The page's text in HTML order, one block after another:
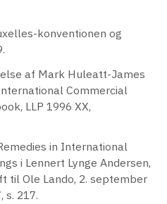
konventionen og
af Mark Huleatt-James
Commercial
LLP 1996 XX,
in International
i Lennert Lynge Andersen,
til Ole Lando, 2. september
s. 217.